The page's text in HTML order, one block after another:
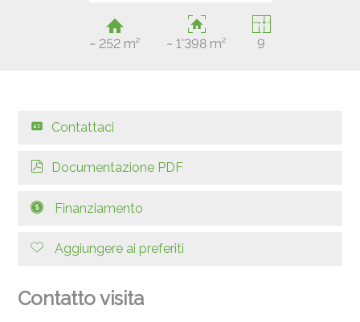
~ 252 m² ~ 1'398 m² 9
Contattaci
Documentazione PDF
Finanziamento
Aggiungere ai preferiti
Contatto visita